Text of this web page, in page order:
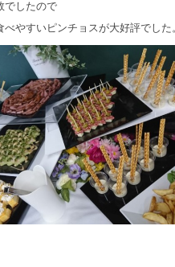
でしたので
やすいピンチョスが大好評でした